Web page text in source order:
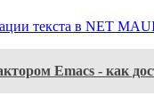
текста в NET
Emacs - как